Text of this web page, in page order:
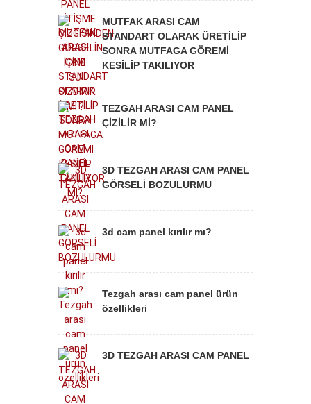
MUTFAK ARASI CAM
STANDART OLARAK ÜRETİLİP
SONRA MUTFAGA GÖREMİ
KESİLİP TAKILIYOR
TEZGAH ARASI CAM PANEL
ÇİZİLİR Mİ?
3D TEZGAH ARASI CAM PANEL
GÖRSELİ BOZULURMU
3d cam panel kırılır mı?
Tezgah arası cam panel ürün
özellikleri
3D TEZGAH ARASI CAM PANEL